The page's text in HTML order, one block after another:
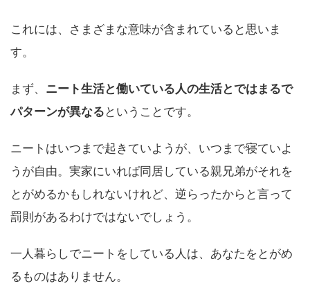
これには、さまざまな意味が含まれていると思いま
す。
まず、 ニート生活と働いている人の生活とではまるで
パターンが異なる ということです。
ニートはいつまで起きていようが、いつまで寝ていよ
うが自由。実家にいれば同居している親兄弟がそれを
とがめるかもしれないけれど、逆らったからと言って
罰則があるわけではないでしょう。
一人暮らしでニートをしている人は、あなたをとがめ
るものはありません。